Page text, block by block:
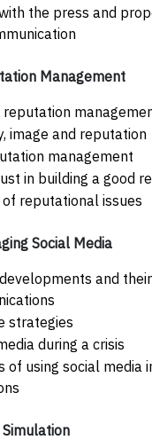
the press and
Management
reputation
image and reputation
management
in building a good
reputational issues
Social Media
and
strategies
during a crisis
of using social media